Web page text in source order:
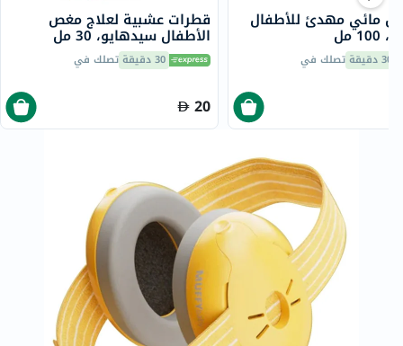
قطرات عشبية لعلاج مغص
الأطفال سيدهايو، 30 مل
30 دقيقة تصلك في
20
مائي مهدئ للأطفال
مل
30 دقيقة تصلك في